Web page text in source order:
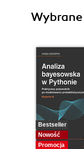
Bestseller
Nowość
Promocja